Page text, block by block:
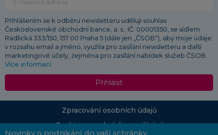
Přihlášením se k odběru newsletteru uděluji souhlas
Československé obchodní bance, a. s., IČ: 00001350, se sídlem
Radlická 333/150, 157 00 Praha 5 (dále jen „ČSOB“), aby moje údaje
v rozsahu email a jméno, využila pro zasílání newsletteru a další
marketingové účely, zejména pro zasílání nabídek služeb ČSOB.
Více informací
Přihlásit
Zpracování osobních údajů
Cookies a podmínky používání
Novinky o podnikání do vaší schránky